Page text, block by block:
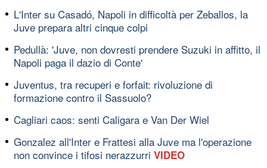
L'Inter su Casadó, Napoli in difficoltà per Zeballos, la
Juve prepara altri cinque colpi
Pedullà: 'Juve, non dovresti prendere Suzuki in affitto, il
Napoli paga il dazio di Conte'
Juventus, tra recuperi e forfait: rivoluzione di
formazione contro il Sassuolo?
Cagliari caos: senti Caligara e Van Der Wiel
Gonzalez all'Inter e Frattesi alla Juve ma l'operazione
non convince i tifosi nerazzurri VIDEO